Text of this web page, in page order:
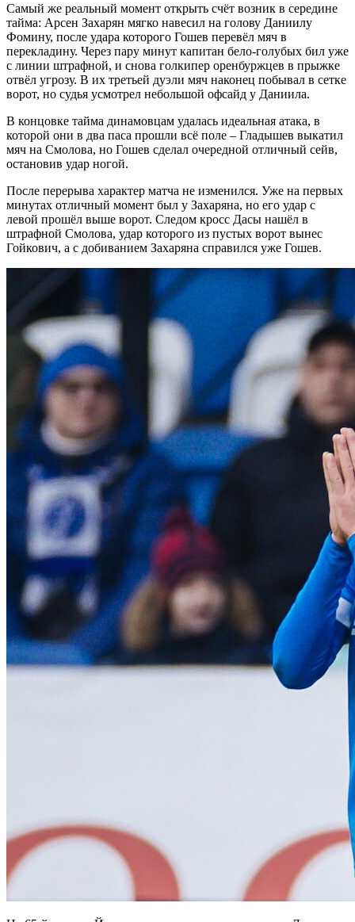
Самый же реальный момент открыть счёт возник в середине
тайма: Арсен Захарян мягко навесил на голову Даниилу
Фомину, после удара которого Гошев перевёл мяч в
перекладину. Через пару минут капитан бело-голубых бил уже
с линии штрафной, и снова голкипер оренбуржцев в прыжке
отвёл угрозу. В их третьей дуэли мяч наконец побывал в сетке
ворот, но судья усмотрел небольшой офсайд у Даниила.
В концовке тайма динамовцам удалась идеальная атака, в
которой они в два паса прошли всё поле – Гладышев выкатил
мяч на Смолова, но Гошев сделал очередной отличный сейв,
остановив удар ногой.
После перерыва характер матча не изменился. Уже на первых
минутах отличный момент был у Захаряна, но его удар с
левой прошёл выше ворот. Следом кросс Дасы нашёл в
штрафной Смолова, удар которого из пустых ворот вынес
Гойкович, а с добиванием Захаряна справился уже Гошев.